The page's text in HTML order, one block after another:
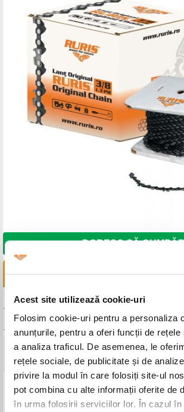
Acest site utilizează cookie-uri
Folosim cookie-uri pentru a personaliza
anunțurile, pentru a oferi funcții de
a analiza traficul. De asemenea, le
rețele sociale, de publicitate și de
privire la modul în care folosiți site-ul
pot combina cu alte informații oferite de
în urma folosirii serviciilor lor. În cazul în
DORESC SĂ
LINKURI UTILE
CAUTA DISTRIBUITOR
CAUTA SERVICE
Denumire
Cod comandă